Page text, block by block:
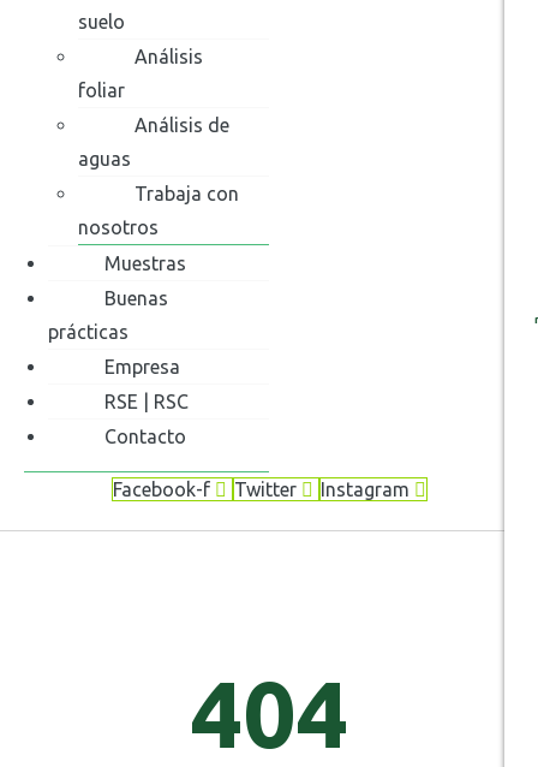
suelo
Análisis
foliar
Análisis de
aguas
Trabaja con
nosotros
Muestras
Buenas
prácticas
Empresa
RSE | RSC
Contacto
Facebook-f Twitter Instagram
404